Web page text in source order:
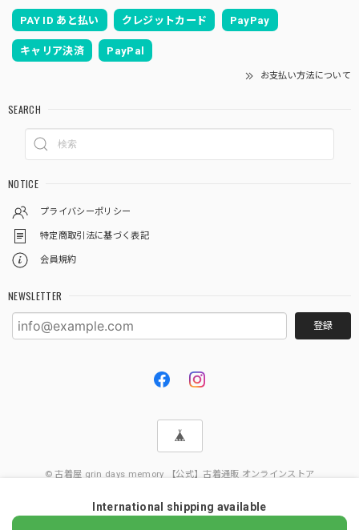
PAY ID あと払い クレジットカード PayPay
キャリア決済 PayPal
お支払い方法について
SEARCH
NOTICE
プライバシーポリシー
特定商取引法に基づく表記
会員規約
NEWSLETTER
登録
© 古着屋 grin days memory 【公式】古着通販 オンラインストア
International shipping available